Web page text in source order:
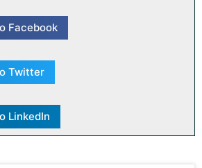
Facebook
Twitter
LinkedIn